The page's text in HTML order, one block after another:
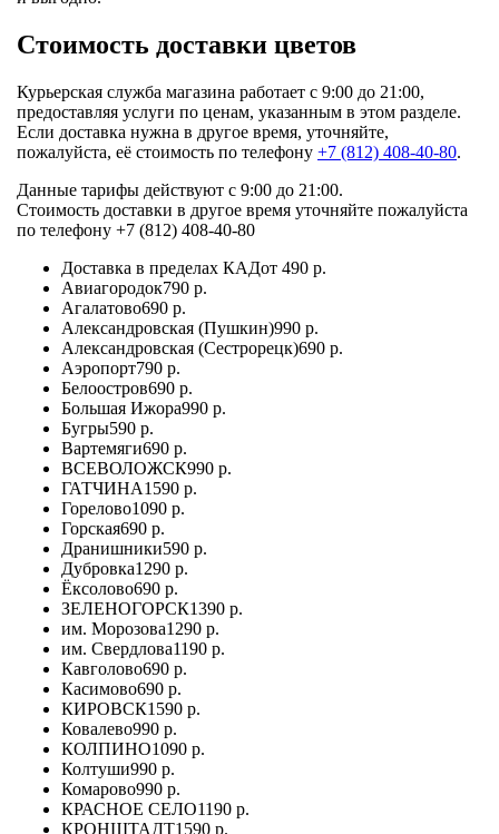
Стоимость доставки цветов
Курьерская служба магазина работает с 9:00 до 21:00,
предоставляя услуги по ценам, указанным в этом разделе.
Если доставка нужна в другое время, уточняйте,
пожалуйста, её стоимость по телефону +7 (812) 408-40-80.
Данные тарифы действуют с 9:00 до 21:00.
Стоимость доставки в другое время уточняйте пожалуйста
по телефону +7 (812) 408-40-80
Доставка в пределах КАДот 490 р.
Авиагородок790 р.
Агалатово690 р.
Александровская (Пушкин)990 р.
Александровская (Сестрорецк)690 р.
Аэропорт790 р.
Белоостров690 р.
Большая Ижора990 р.
Бугры590 р.
Вартемяги690 р.
ВСЕВОЛОЖСК990 р.
ГАТЧИНА1590 р.
Горелово1090 р.
Горская690 р.
Дранишники590 р.
Дубровка1290 р.
Ёксолово690 р.
ЗЕЛЕНОГОРСК1390 р.
им. Морозова1290 р.
им. Свердлова1190 р.
Кавголово690 р.
Касимово690 р.
КИРОВСК1590 р.
Ковалево990 р.
КОЛПИНО1090 р.
Колтуши990 р.
Комарово990 р.
КРАСНОЕ СЕЛО1190 р.
КРОНШТАДТ1590 р.